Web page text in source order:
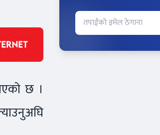
छ ।